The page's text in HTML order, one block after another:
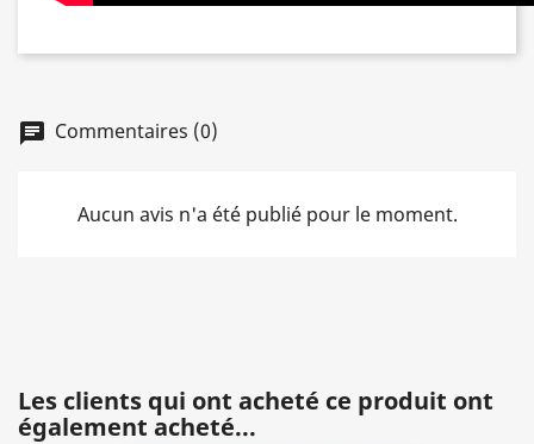
chat Commentaires (0)
Aucun avis n'a été publié pour le moment.
Les clients qui ont acheté ce produit ont
également acheté...